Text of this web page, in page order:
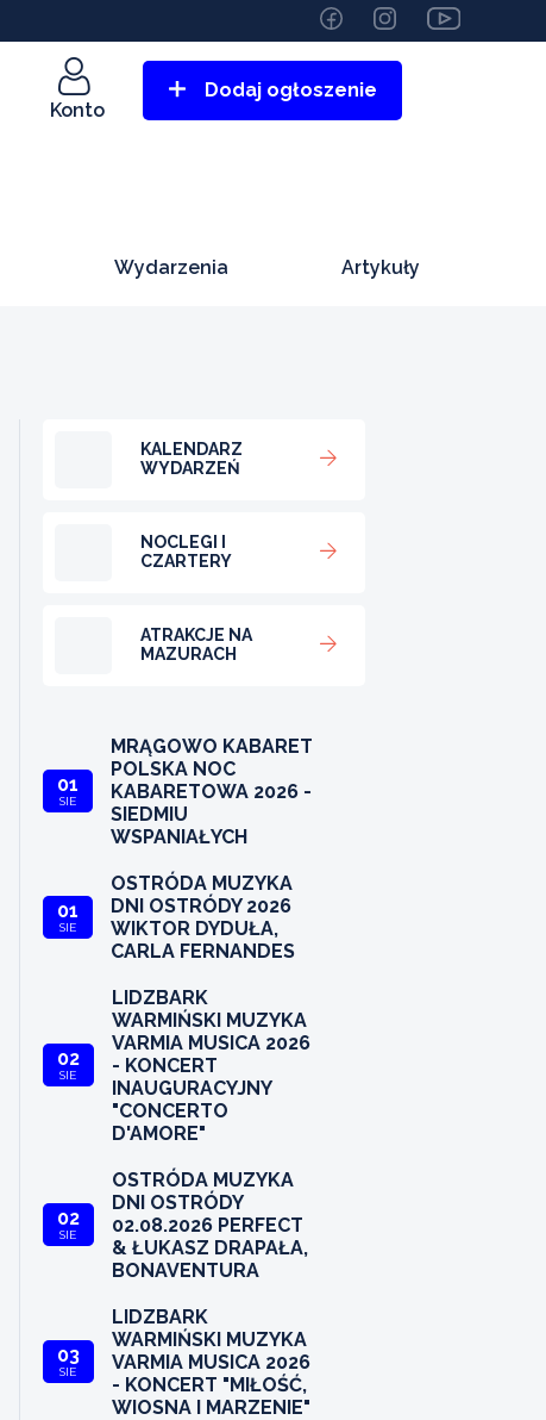
Konto
Dodaj ogłoszenie
Wydarzenia Artykuły
KALENDARZ
WYDARZEŃ
NOCLEGI I
CZARTERY
ATRAKCJE NA
MAZURACH
01
SIE
MRĄGOWO KABARET
POLSKA NOC
KABARETOWA 2026 -
SIEDMIU
WSPANIAŁYCH
01
SIE
OSTRÓDA MUZYKA
DNI OSTRÓDY 2026
WIKTOR DYDUŁA,
CARLA FERNANDES
02
SIE
LIDZBARK
WARMIŃSKI MUZYKA
VARMIA MUSICA 2026
- KONCERT
INAUGURACYJNY
"CONCERTO
D'AMORE"
02
SIE
OSTRÓDA MUZYKA
DNI OSTRÓDY
02.08.2026 PERFECT
& ŁUKASZ DRAPAŁA,
BONAVENTURA
03
SIE
LIDZBARK
WARMIŃSKI MUZYKA
VARMIA MUSICA 2026
- KONCERT "MIŁOŚĆ,
WIOSNA I MARZENIE"